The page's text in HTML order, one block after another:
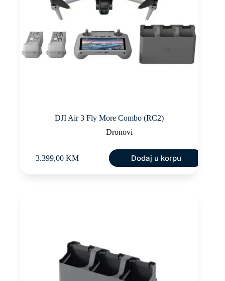
DJI Air 3 Fly More Combo (RC2)
Dronovi
3.399,00 KM Dodaj u korpu